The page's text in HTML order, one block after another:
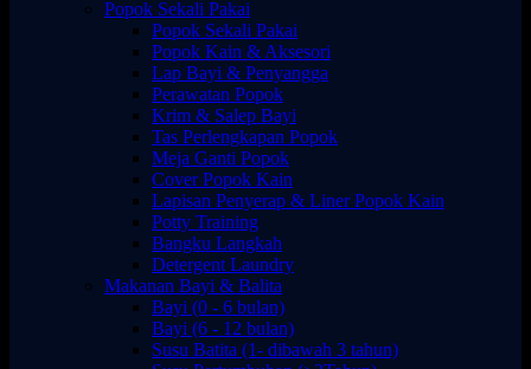
Popok Sekali Pakai
Popok Sekali Pakai
Popok Kain & Aksesori
Lap Bayi & Penyangga
Perawatan Popok
Krim & Salep Bayi
Tas Perlengkapan Popok
Meja Ganti Popok
Cover Popok Kain
Lapisan Penyerap & Liner Popok Kain
Potty Training
Bangku Langkah
Detergent Laundry
Makanan Bayi & Balita
Bayi (0 - 6 bulan)
Bayi (6 - 12 bulan)
Susu Batita (1- dibawah 3 tahun)